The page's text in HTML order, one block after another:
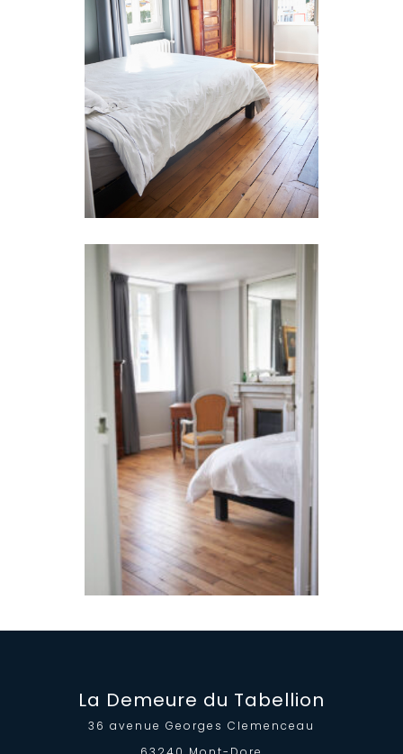
La Demeure du Tabellion
36 avenue Georges Clemenceau